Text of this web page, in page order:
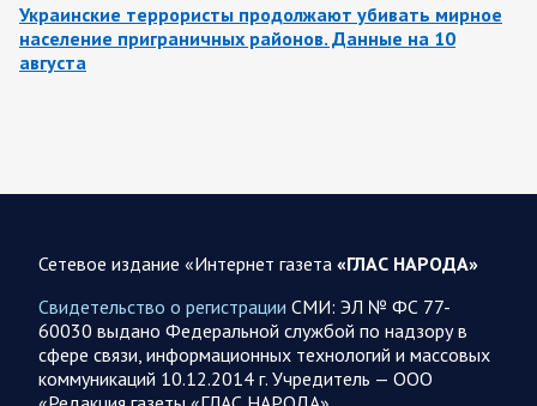
Украинские террористы продолжают убивать мирное
население приграничных районов. Данные на 10
августа
Обстановка в Курском приграничье на утро 10 августа
полосы безопасности в Харьковской и Сумской областях. В
Черниговской области сообщается о…
Сетевое издание «Интернет газета «ГЛАС НАРОДА»
Свидетельство о регистрации СМИ: ЭЛ № ФС 77-
60030 выдано Федеральной службой по надзору в
сфере связи, информационных технологий и массовых
коммуникаций 10.12.2014 г. Учредитель — ООО